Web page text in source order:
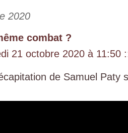
2020
combat ?
21 octobre 2020 à 11:50
de Samuel Paty